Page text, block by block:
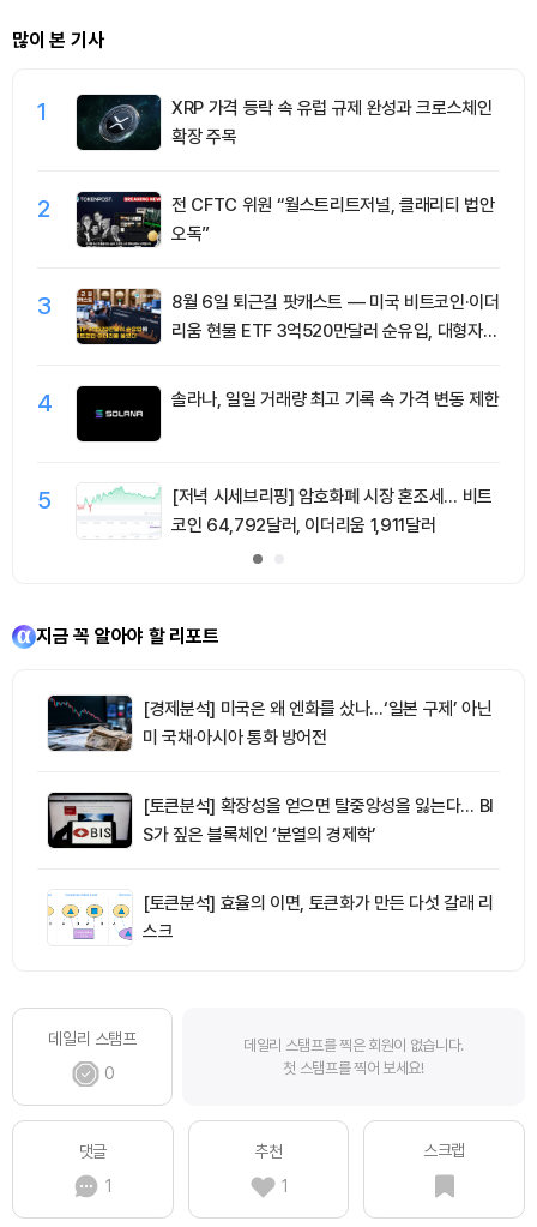
많이 본 기사
1
XRP 가격 등락 속 유럽 규제 완성과 크로스체인
확장 주목
2
전 CFTC 위원 “월스트리트저널, 클래리티 법안
오독”
3
8월 6일 퇴근길 팟캐스트 — 미국 비트코인·이더
리움 현물 ETF 3억520만달러 순유입, 대형자산
4 솔라나, 일일 거래량 최고 기록 속 가격 변동 제한
5
[저녁 시세브리핑] 암호화폐 시장 혼조세… 비트
코인 64,792달러, 이더리움 1,911달러
지금 꼭 알아야 할 리포트
[경제분석] 미국은 왜 엔화를 샀나…‘일본 구제’ 아닌
미 국채·아시아 통화 방어전
[토큰분석] 확장성을 얻으면 탈중앙성을 잃는다… BI
S가 짚은 블록체인 ‘분열의 경제학’
[토큰분석] 효율의 이면, 토큰화가 만든 다섯 갈래 리
스크
데일리 스탬프
0
데일리 스탬프를 찍은 회원이 없습니다.
첫 스탬프를 찍어 보세요!
댓글
1
추천
1
스크랩